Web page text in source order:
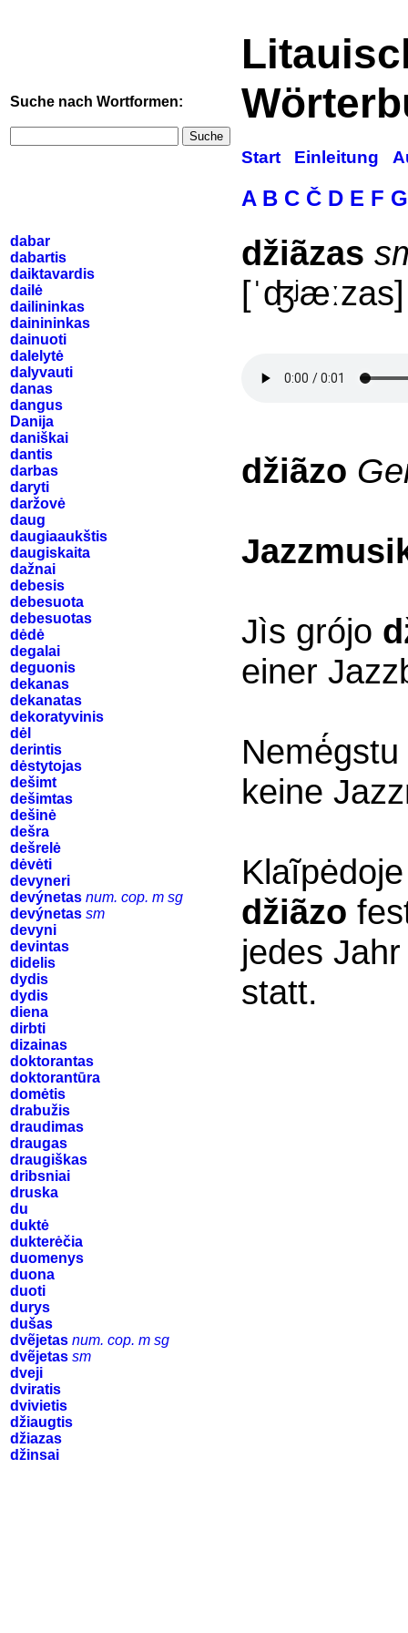
Suche nach Wortformen:
Suche
Start Einleitung
A B C Č D E F G
dabar
dabartis
daiktavardis
dailė
dailininkas
dainininkas
dainuoti
dalelytė
dalyvauti
danas
dangus
Danija
daniškai
dantis
darbas
daryti
daržovė
daug
daugiaaukštis
daugiskaita
dažnai
debesis
debesuota
debesuotas
dėdė
degalai
deguonis
dekanas
dekanatas
dekoratyvinis
dėl
derintis
dėstytojas
dešimt
dešimtas
dešinė
dešra
dešrelė
dėvėti
devyneri
devýnetas num. cop. m sg
devýnetas sm
devyni
devintas
didelis
dydis
dydis
diena
dirbti
dizainas
doktorantas
doktorantūra
domėtis
drabužis
draudimas
draugas
draugiškas
dribsniai
druska
du
duktė
dukterėčia
duomenys
duona
duoti
durys
dušas
dvẽjetas num. cop. m sg
dvẽjetas sm
dveji
dviratis
dvivietis
džiaugtis
džiazas
džinsai
džiãzas
[ˈʤʲæːzas]
džiãzo
Jìs grójo
einer
Nemė́gstu
keine
džiãzo
jedes
statt.